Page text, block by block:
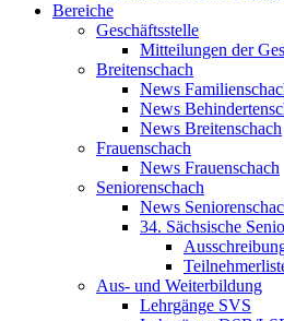
Bereiche
Geschäftsstelle
Mitteilungen der
Breitenschach
News
News
News Breitenschach
Frauenschach
News Frauenschach
Seniorenschach
News
34. Sächsische
Aus- und Weiterbildung
Lehrgänge SVS